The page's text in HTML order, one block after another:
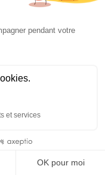
spécialisé dans la
et de chauffage
bailleurs et syndics
faciliter la gestion des
et de
terme.
du tertiaire dans la
de transformer
de performance, de